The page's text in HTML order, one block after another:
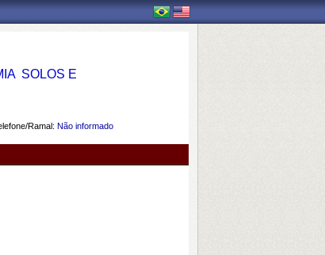
 SOLOS E
Ramal: Não informado